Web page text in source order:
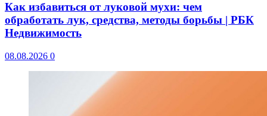
Как избавиться от луковой мухи: чем
обработать лук, средства, методы борьбы | РБК
Недвижимость
08.08.2026 0